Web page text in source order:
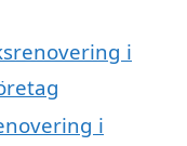
i
i